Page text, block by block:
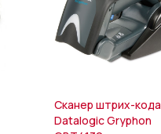
Сканер штрих-кода
Datalogic Gryphon